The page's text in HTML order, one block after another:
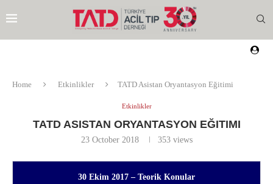
Home Etkinlikler TATD Asistan Oryantasyon Eğitimi
Etkinlikler
TATD ASISTAN ORYANTASYON EĞITIMI
23 October 2018 353views
30 Ekim 2017 – Teorik Konular